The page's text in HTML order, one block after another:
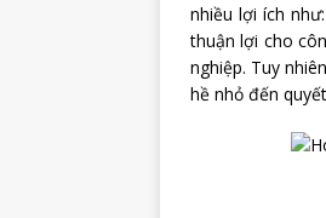
nhiều lợi ích
thuận lợi cho
nghiệp. Tuy
hề nhỏ đến